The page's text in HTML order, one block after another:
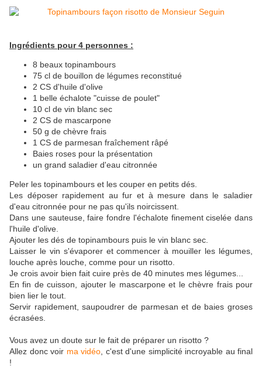
Ingrédients pour 4 personnes :
8 beaux topinambours
75 cl de bouillon de légumes reconstitué
2 CS d'huile d'olive
1 belle échalote "cuisse de poulet"
10 cl de vin blanc sec
2 CS de mascarpone
50 g de chèvre frais
1 CS de parmesan fraîchement râpé
Baies roses pour la présentation
un grand saladier d'eau citronnée
Peler les topinambours et les couper en petits dés.
Les déposer rapidement au fur et à mesure dans le saladier
d'eau citronnée pour ne pas qu'ils noircissent.
Dans une sauteuse, faire fondre l'échalote finement ciselée dans
l'huile d'olive.
Ajouter les dés de topinambours puis le vin blanc sec.
Laisser le vin s'évaporer et commencer à mouiller les légumes,
louche après louche, comme pour un risotto.
Je crois avoir bien fait cuire près de 40 minutes mes légumes...
En fin de cuisson, ajouter le mascarpone et le chèvre frais pour
bien lier le tout.
Servir rapidement, saupoudrer de parmesan et de baies groses
écrasées.
Vous avez un doute sur le fait de préparer un risotto ?
Allez donc voir ma vidéo , c'est d'une simplicité incroyable au final
!